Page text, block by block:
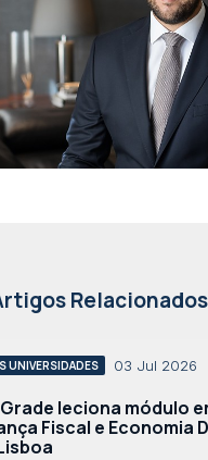
Relacionados
UNIVERSIDADES 03 Jul 2026
leciona módulo
Fiscal e Economia